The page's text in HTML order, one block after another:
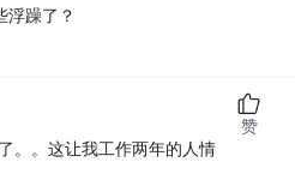
浮躁了？
。。这让我工作两年的人情
赞